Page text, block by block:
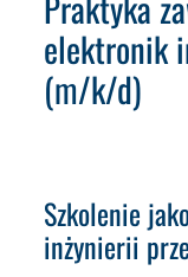
elektronik
(m/k/d)
Szkolenie
inżynierii